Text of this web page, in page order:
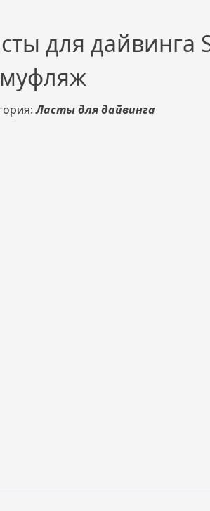
для дайвинга
Ласты для дайвинга